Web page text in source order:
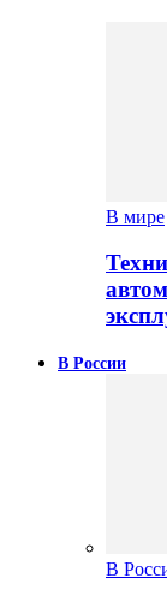
В мире
В России
В